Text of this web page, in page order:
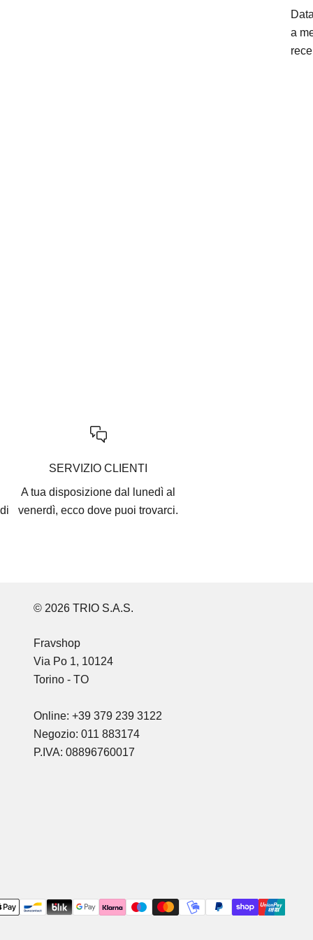
a
SERVIZIO CLIENTI
A tua disposizione dal lunedì al
venerdì, eccodove puoi trovarci.
© 2026 TRIO S.A.S.
Fravshop
Via Po 1, 10124
Torino - TO
Online: +39 379 239 3122
Negozio: 011 883174
P.IVA: 08896760017